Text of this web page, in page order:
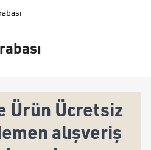
Ürün Ücretsiz
alışveriş